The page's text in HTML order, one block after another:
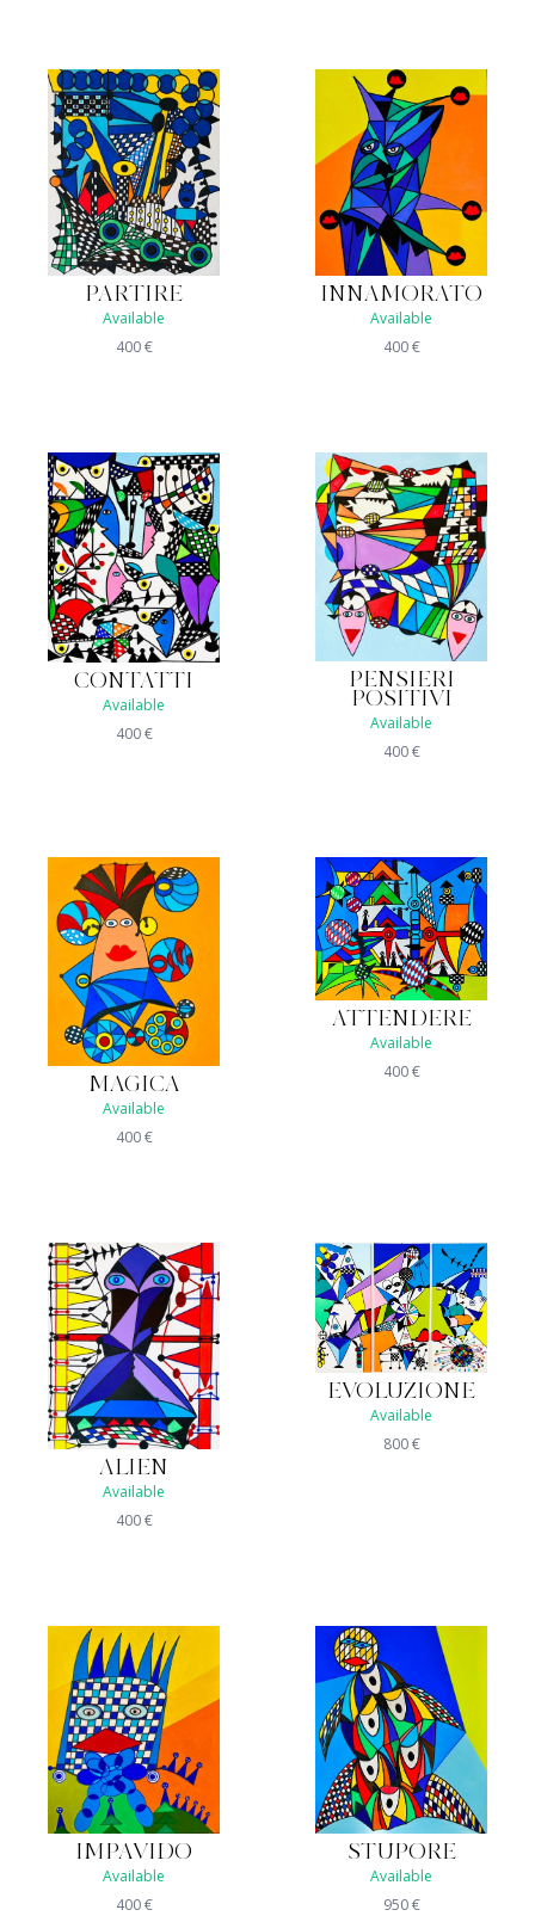
PARTIRE
Available
400€
INNAMORATO
Available
400€
CONTATTI
Available
400€
PENSIERI
POSITIVI
Available
400€
MAGICA
Available
400€
ATTENDERE
Available
400€
ALIEN
Available
400€
EVOLUZIONE
Available
800€
IMPAVIDO
Available
400€
STUPORE
Available
950€